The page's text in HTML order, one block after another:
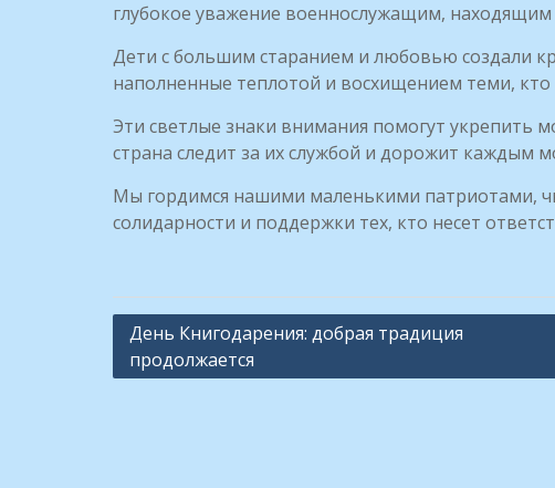
глубокое уважение военнослужащим,
Дети с большим старанием и любовью создали
наполненные теплотой и восхищением теми,
Эти светлые знаки внимания помогут укрепить
страна следит за их службой и дорожит каждым
Мы гордимся нашими маленькими патриотами,
солидарности и поддержки тех, кто несет
Навигация
по
День Книгодарения: добрая традиция
продолжается